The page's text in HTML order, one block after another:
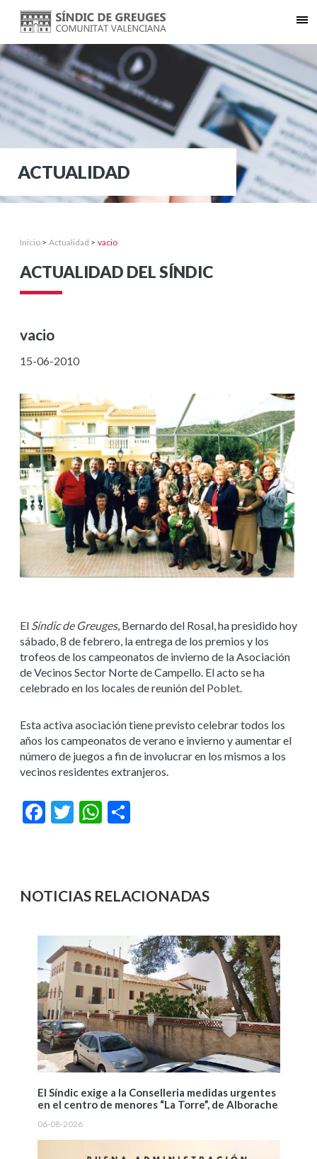
ACTUALIDAD
Inicio > Actualidad > vacio
ACTUALIDAD DEL SÍNDIC
vacio
15-06-2010
El Síndic de Greuges, Bernardo del Rosal, ha presidido hoy
sábado, 8 de febrero, la entrega de los premios y los
trofeos de los campeonatos de invierno de la Asociación
de Vecinos Sector Norte de Campello. El acto se ha
celebrado en los locales de reunión del Poblet
Esta activa asociación tiene previsto celebrar todos los
años los campeonatos de verano e invierno y aumentar el
número de juegos a fin de involucrar en los mismos a los
vecinos residentes extranjeros.
Facebook
Twitter WhatsApp
NOTICIAS RELACIONADAS
El Síndic exige a la Conselleria medidas urgentes
en el centro de menores “La Torre”, de Alborache
06-08-2026